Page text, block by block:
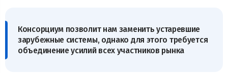
Консорциум позволит нам заменить устаревшие
зарубежные системы, однако для этого требуется
объединение усилий всех участников рынка